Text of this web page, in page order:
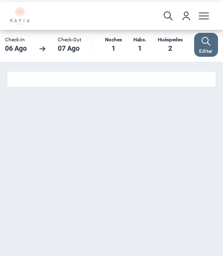
Check-In
06 Ago
Check-Out
07 Ago
Noches
1
Habs.
1
Huéspedes
2 Editar